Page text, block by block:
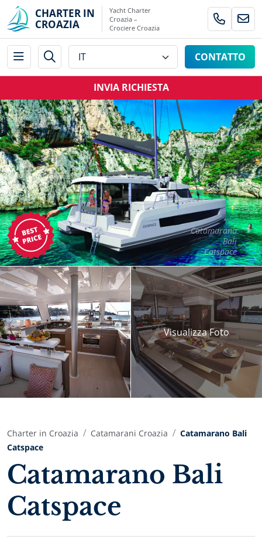
CHARTER IN
CROAZIA
Yacht Charter
Croazia –
Crociere Croazia
CONTATTO
INVIA RICHIESTA
Catamarano
Bali
Catspace
VisualizzaFoto
Charter in Croazia Catamarani Croazia
Catamarano Bali
Catspace
Catamarano Bali
Catspace